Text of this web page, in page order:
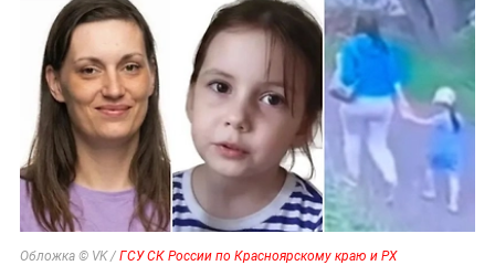
Обложка © VK / ГСУ СК России по Красноярскому краю и РХ